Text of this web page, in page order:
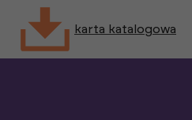
karta katalogowa